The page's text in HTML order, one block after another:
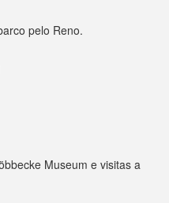
pelo Reno.
Museum e visitas a